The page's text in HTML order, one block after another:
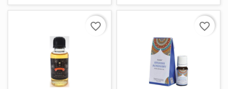
favorite_border favorite_border